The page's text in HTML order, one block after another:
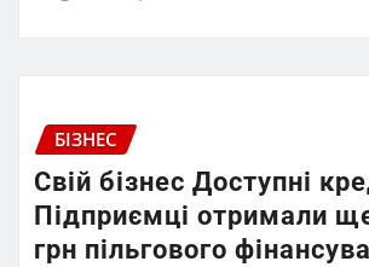
БІЗНЕС
Свій бізнес Доступні
Підприємці отримали
грн пільгового